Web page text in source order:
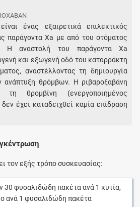
ένας εξαιρετικά επιλεκτικός
παράγοντα Xa με από του στόματος
Η αναστολή του παράγοντα Xa
και εξωγενή οδό του καταρράκτη
αναστέλλοντας τη δημιουργία
ανάπτυξη θρόμβων. Η ριβαροξαβάνη
τη θρομβίνη (ενεργοποιημένος
έχει καταδειχθεί καμία επίδραση
τον εξής τρόπο συσκευασίας:
30 φυσαλιδώδη πακέταανά 1 κυτία,
ανά 1 φυσαλιδώδη πακέτα